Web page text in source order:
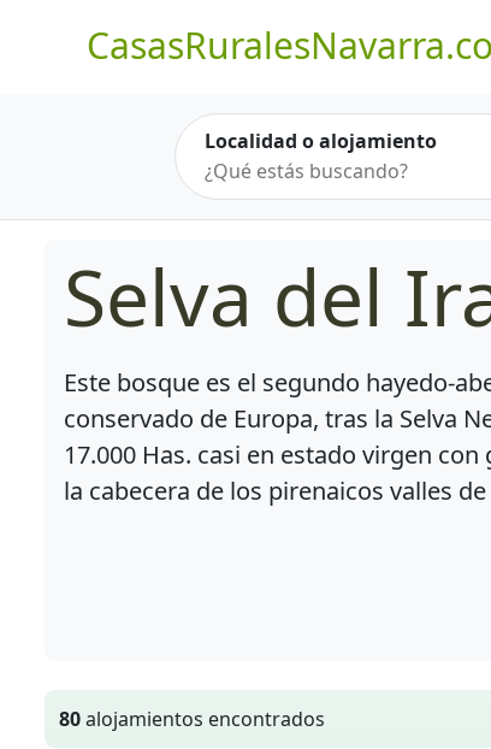
Localidad o alojamiento
Selva del
Este bosque es el segundo hayedo-
conservado de Europa, tras la Selva
17.000 Has. casi en estado virgen
la cabecera de los pirenaicos valles de
80alojamientos encontrados